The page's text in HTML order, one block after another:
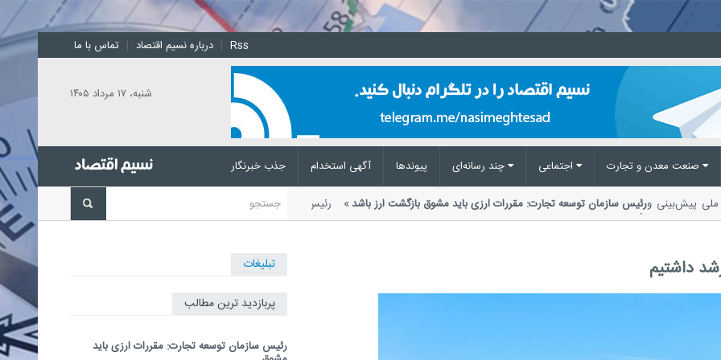
تماس با ما | درباره نسیم اقتصاد | Rss
شنبه، ۱۷ مرداد ۱۴۰۵
جذب خبرنگار آگهی استخدام پیوند‌ها
رئیس سازمان توسعه تجارت: مقررات ارزی باید مشوق بازگشت ارز باشد
رئیس سازمان توسعه تجارت با
تأکید بر ضرورت اصلاح مقررات ارزی،...
ملی پیش‌بینی و
تبلیغات
پربازدید ترین مطالب
رئیس سازمان توسعه تجارت: مقررات ارزی باید